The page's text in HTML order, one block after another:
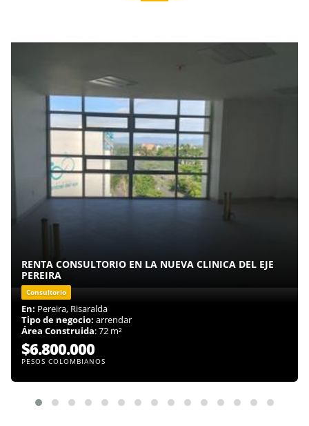
RENTA CONSULTORIO EN LA NUEVA CLINICA DEL EJE
PEREIRA
Consultorio
En: Pereira, Risaralda
Tipo de negocio: arrendar
Área Construida: 72 m²
$6.800.000
PESOS COLOMBIANOS